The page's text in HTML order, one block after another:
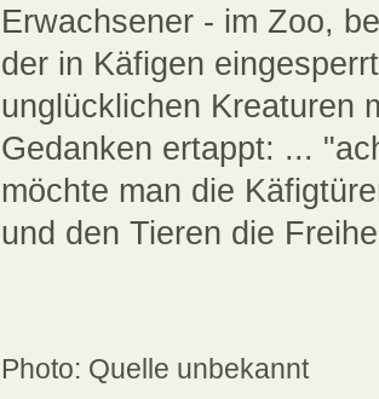
Erwachsener - im Zoo,
der in Käfigen
unglücklichen Kreaturen
Gedanken ertappt: ...
möchte man die
und den Tieren die
Photo: Quelle unbekannt